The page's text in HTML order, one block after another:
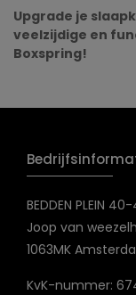
Upgrade je
veelzijdige en
Boxspring!
BEDDEN PLEIN
Joop van
1063MK
KvK-nummer: